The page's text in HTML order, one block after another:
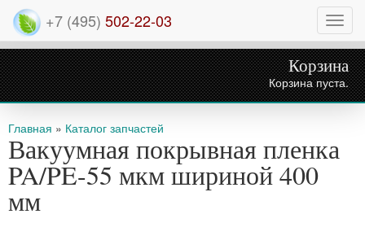
+7 (495) 502-22-03
Корзина
Корзина пуста.
Вы здесь
Главная » Каталог запчастей
Вакуумная покрывная пленка
PA/PE-55 мкм шириной 400
мм